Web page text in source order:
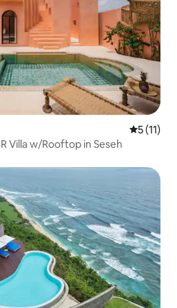
5 de uma
5 (11)
Villa w/Rooftop in Seseh